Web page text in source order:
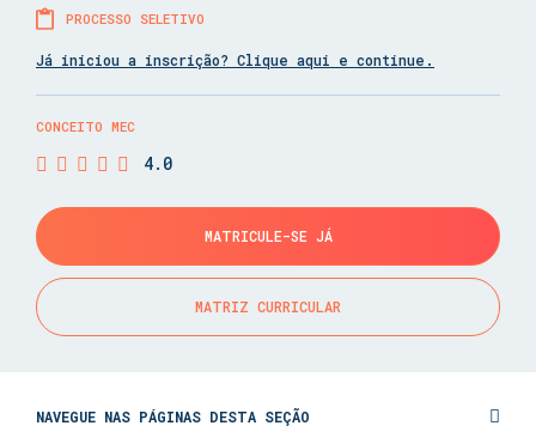
PROCESSO SELETIVO
Já iniciou a inscrição? Clique aqui e continue.
CONCEITO MEC
4.0
MATRICULE-SE JÁ
MATRIZ CURRICULAR
NAVEGUE NAS PÁGINAS DESTA SEÇÃO